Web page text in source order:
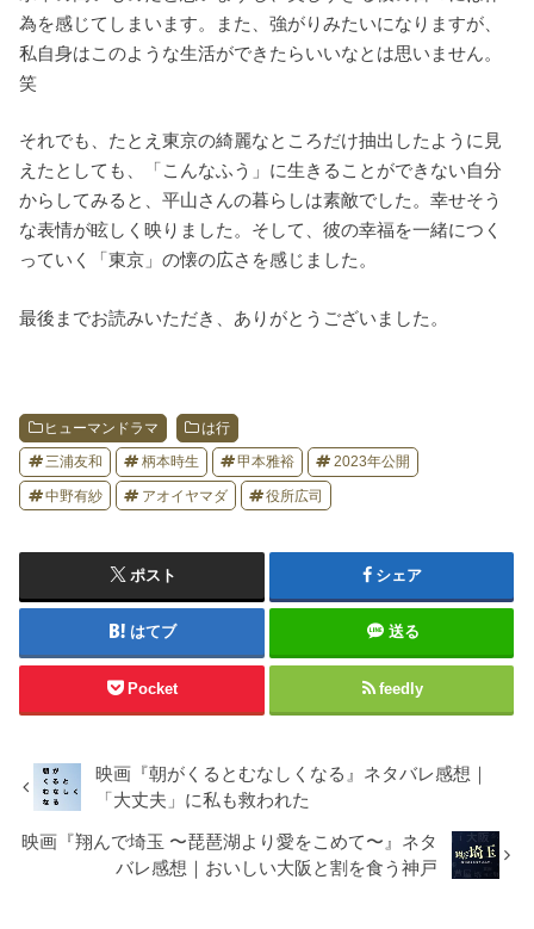
為を感じてしまいます。また、強がりみたいになりますが、
私自身はこのような生活ができたらいいなとは思いません。
笑
それでも、たとえ東京の綺麗なところだけ抽出したように見
えたとしても、「こんなふう」に生きることができない自分
からしてみると、平山さんの暮らしは素敵でした。幸せそう
な表情が眩しく映りました。そして、彼の幸福を一緒につく
っていく「東京」の懐の広さを感じました。
最後までお読みいただき、ありがとうございました。
ヒューマンドラマ は行
三浦友和 柄本時生 甲本雅裕 2023年公開
中野有紗 アオイヤマダ 役所広司
ポスト シェア
はてブ 送る
Pocket feedly
映画『朝がくるとむなしくなる』ネタバレ感想｜
「大丈夫」に私も救われた
映画『翔んで埼玉 〜琵琶湖より愛をこめて〜』ネタ
バレ感想｜おいしい大阪と割を食う神戸